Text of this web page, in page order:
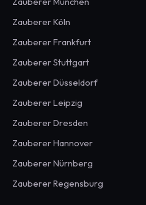
ZaubererKöln
ZaubererFrankfurt
ZaubererStuttgart
ZaubererDüsseldorf
ZaubererLeipzig
ZaubererDresden
ZaubererHannover
ZaubererNürnberg
ZaubererRegensburg